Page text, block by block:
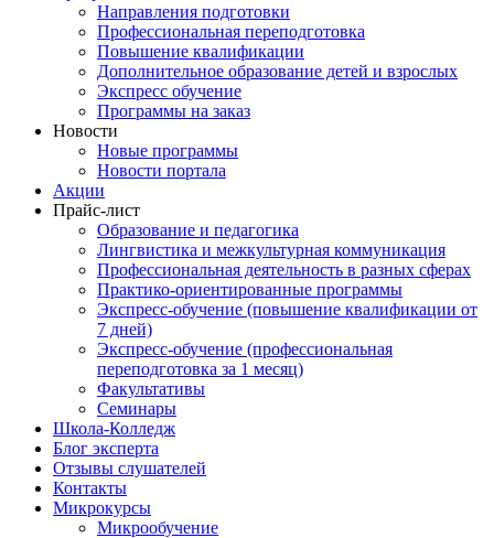
Направления подготовки
Профессиональная переподготовка
Повышение квалификации
Дополнительное образование детей и взрослых
Экспресс обучение
Программы на заказ
Новости
Новые программы
Новости портала
Акции
Прайс-лист
Образование и педагогика
Лингвистика и межкультурная коммуникация
Профессиональная деятельность в разных сферах
Практико-ориентированные программы
Экспресс-обучение (повышение квалификации от
7 дней)
Экспресс-обучение (профессиональная
переподготовка за 1 месяц)
Факультативы
Семинары
Школа-Колледж
Блог эксперта
Отзывы слушателей
Контакты
Микрокурсы
Микрообучение